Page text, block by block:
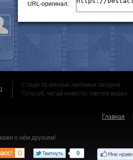
URL-оригинал:
Следи за жизнью любимых актеров
Голосуй, читай новости, смотри видео
Главная
о нём друзьям!